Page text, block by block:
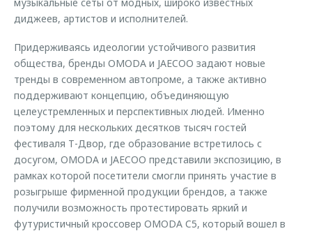
диджеев, артистов и исполнителей.
Придерживаясь идеологии устойчивого развития
общества, бренды OMODA и JAECOO задают новые
тренды в современном автопроме, а также активно
поддерживают концепцию, объединяющую
целеустремленных и перспективных людей. Именно
поэтому для нескольких десятков тысяч гостей
фестиваля Т-Двор, где образование встретилось с
досугом, OMODA и JAECOO представили экспозицию, в
рамках которой посетители смогли принять участие в
розыгрыше фирменной продукции брендов, а также
получили возможность протестировать яркий и
футуристичный кроссовер OMODA C5, который вошел в